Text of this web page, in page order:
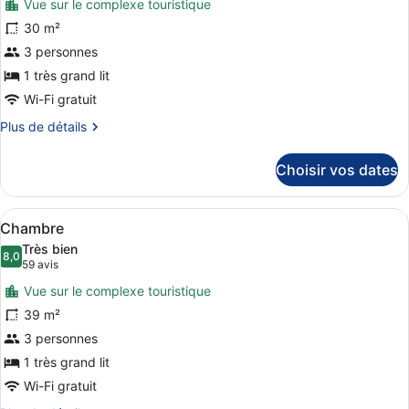
pour
ce
type
de
chambre :
Chambre
Vue sur le complexe touristique
30 m²
3 personnes
1 très grand lit
Wi-Fi gratuit
Plus de détails
Plus
le
type
de
chambre
Chambre
Choisir vos dates
Afficher
toutes
les
photos
pour
ce
type
de
chambre :
Une chambre d’hôtel moderne
6
Chambre
8,08,0 sur 10
Très bien
59 avis
(59 avis)
Vue sur le complexe touristique
39 m²
3 personnes
1 très grand lit
Wi-Fi gratuit